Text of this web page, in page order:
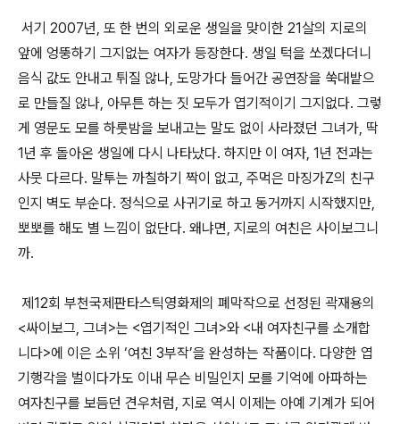
서기 2007년, 또 한 번의 외로운 생일을 맞이한 21살의 지로의
앞에 엉뚱하기 그지없는 여자가 등장한다. 생일 턱을 쏘겠다더니
음식 값도 안내고 튀질 않나, 도망가다 들어간 공연장을 쑥대밭으
로 만들질 않나, 아무튼 하는 짓 모두가 엽기적이기 그지없다. 그렇
게 영문도 모를 하룻밤을 보내고는 말도 없이 사라졌던 그녀가, 딱
1년 후 돌아온 생일에 다시 나타났다. 하지만 이 여자, 1년 전과는
사뭇 다르다. 말투는 까칠하기 짝이 없고, 주먹은 마징가Z의 친구
인지 벽도 부순다. 정식으로 사귀기로 하고 동거까지 시작했지만,
뽀뽀를 해도 별 느낌이 없단다. 왜냐면, 지로의 여친은 사이보그니
까.
제12회 부천국제판타스틱영화제의 폐막작으로 선정된 곽재용의
<싸이보그, 그녀>는 <엽기적인 그녀>와 <내 여자친구를 소개합
니다>에 이은 소위 ‘여친 3부작’을 완성하는 작품이다. 다양한 엽
기행각을 벌이다가도 이내 무슨 비밀인지 모를 기억에 아파하는
여자친구를 보듬던 견우처럼, 지로 역시 이제는 아예 기계가 되어